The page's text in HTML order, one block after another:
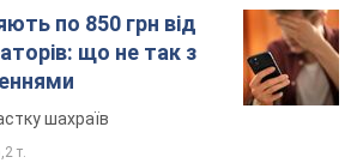
по 850 грн від
що не так з
шахраїв
т.